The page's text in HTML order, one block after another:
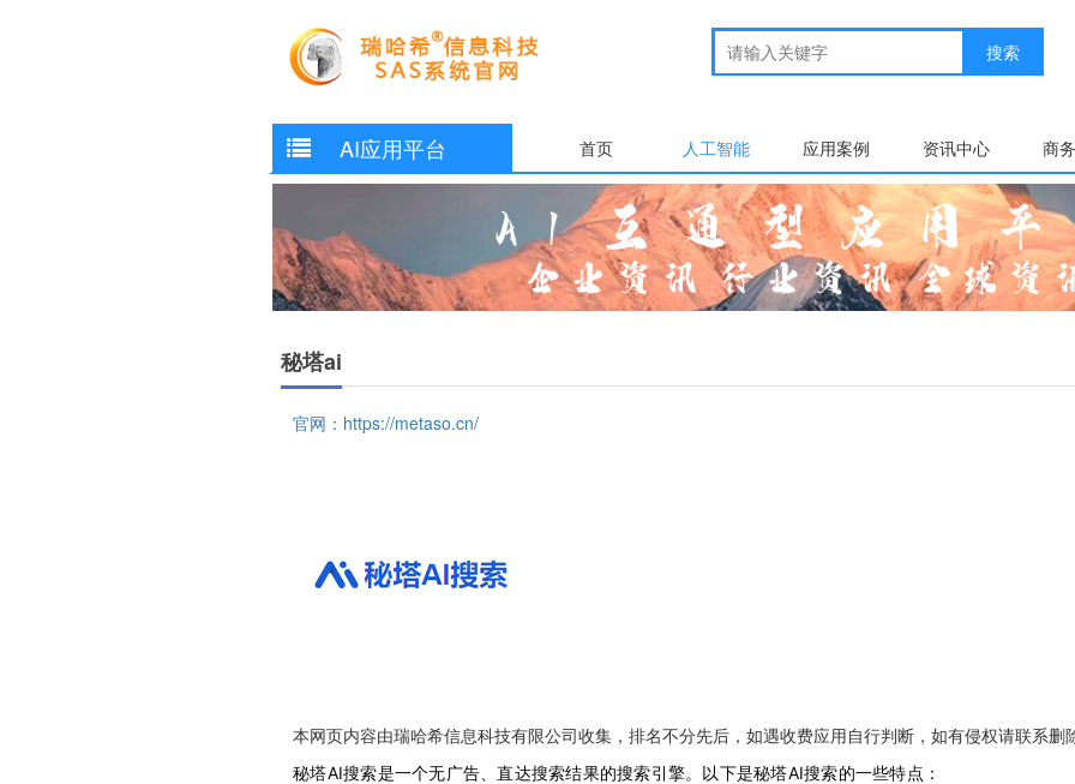
AI应用平台 首页 人工智能 应用案例 资讯中心 商
秘塔ai
官网：https://metaso.cn/
本网页内容由瑞哈希信息科技有限公司收集，排名不分先后，如遇收费应用自行判断，如有侵权请联系删
秘塔AI搜索是一个无广告、直达搜索结果的搜索引擎。以下是秘塔AI搜索的一些特点：